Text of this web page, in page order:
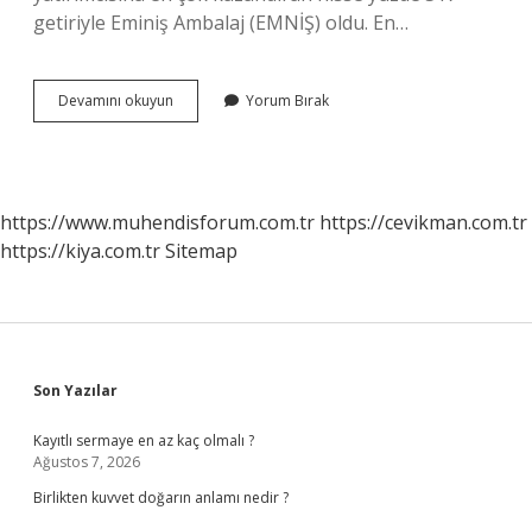
getiriyle Eminiş Ambalaj (EMNİŞ) oldu. En…
Devamını okuyun
Hisseler
Yorum Bırak
https://www.muhendisforum.com.tr https://cevikman.com.tr
https://kiya.com.trSitemap
Sidebar
Son Yazılar
Kayıtlı sermaye en az kaç olmalı ?
Ağustos 7, 2026
Birlikten kuvvet doğarın anlamı nedir ?